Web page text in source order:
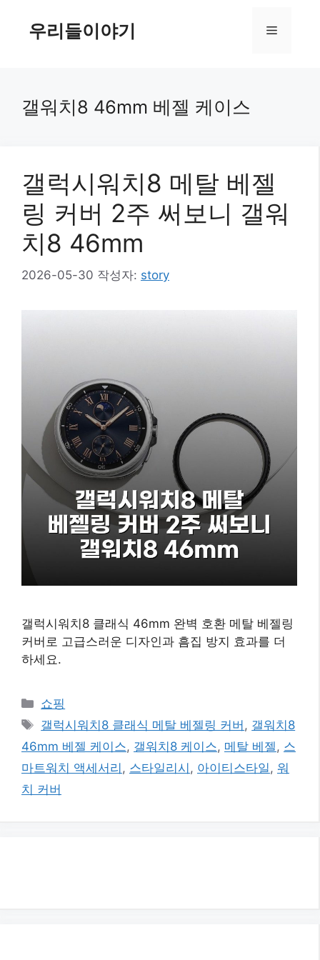
우리들이야기 메
갤워치8 46mm 베젤 케이스
갤럭시워치8 메탈 베젤
링 커버 2주 써보니 갤워
치8 46mm
2026-05-30 작성자: story
갤럭시워치8 클래식 46mm 완벽 호환 메탈 베젤링
커버로 고급스러운 디자인과 흠집 방지 효과를 더
하세요.
카
테
리
쇼핑
태
갤럭시워치8 클래식 메탈 베젤링 커버 , 갤워치8
46mm 베젤 케이스, 갤워치8 케이스, 메탈 베젤 , 스
마트워치 액세서리 , 스타일리시 , 아이티스타일 , 워
치 커버